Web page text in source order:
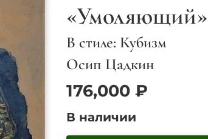
«Умоляющий»
В стиле: Кубизм
Осип Цадкин
176,000 ₽
В наличии